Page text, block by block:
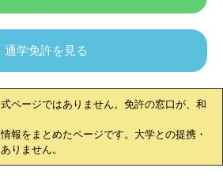
通学免許を見る
ページではありません。免許の窓口が、 和
報をまとめたページです。大学との提携・
りません。